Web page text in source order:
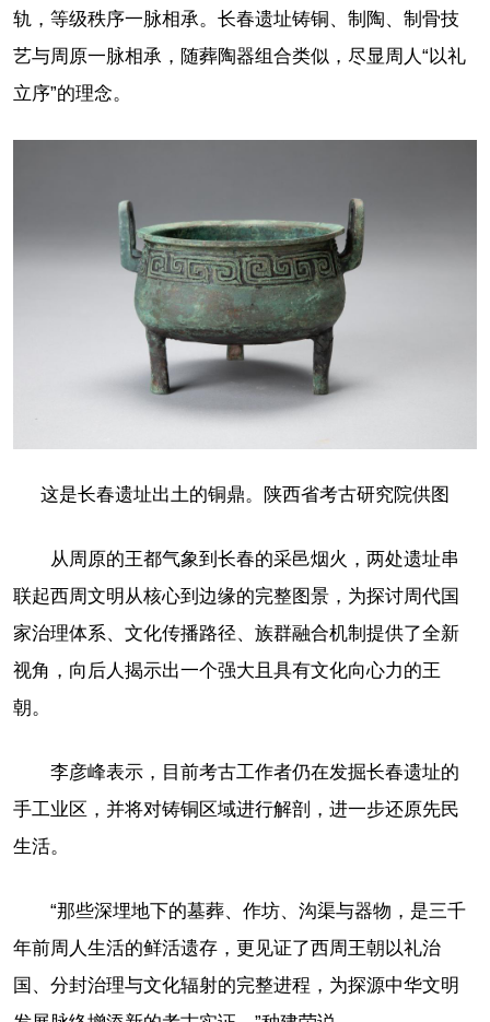
轨，等级秩序一脉相承。长春遗址铸铜、制陶、制骨技
艺与周原一脉相承，随葬陶器组合类似，尽显周人“以礼
立序”的理念。
这是长春遗址出土的铜鼎。陕西省考古研究院供图
从周原的王都气象到长春的采邑烟火，两处遗址串
联起西周文明从核心到边缘的完整图景，为探讨周代国
家治理体系、文化传播路径、族群融合机制提供了全新
视角，向后人揭示出一个强大且具有文化向心力的王
朝。
李彦峰表示，目前考古工作者仍在发掘长春遗址的
手工业区，并将对铸铜区域进行解剖，进一步还原先民
生活。
“那些深埋地下的墓葬、作坊、沟渠与器物，是三千
年前周人生活的鲜活遗存，更见证了西周王朝以礼治
国、分封治理与文化辐射的完整进程，为探源中华文明